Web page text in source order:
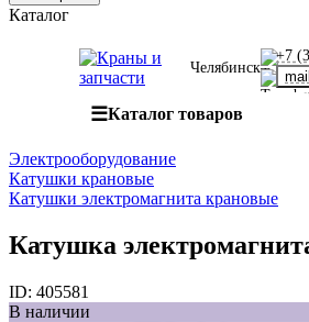
Каталог
Челябинск
+7
☰Каталог товаров
Электрооборудование
Катушки крановые
Катушки электромагнита крановые
Катушка
ID: 405581
В наличии